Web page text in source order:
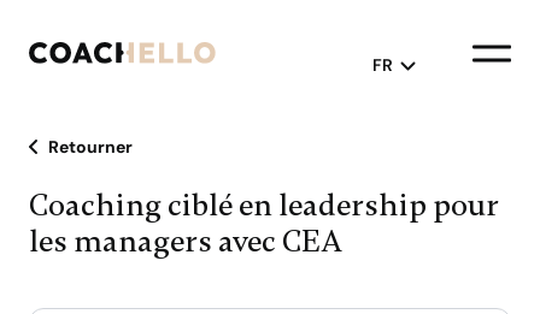
FR
Français
Retourner
Coaching ciblé en leadership pour
les managers avec CEA